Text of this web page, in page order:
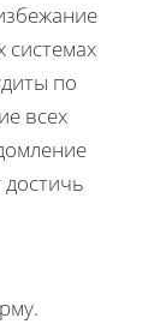
по
всех